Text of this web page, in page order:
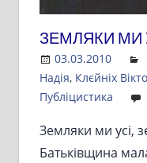
ЗЕМЛЯКИ МИ
03.03.2010
Надія, Клєйніх
Публіцистика
Земляки ми усі,
Батьківщина